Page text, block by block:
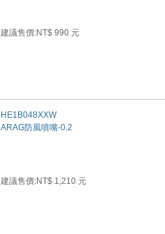
建議售價:NT$ 990 元
HE1B048XXW
ARAG防風噴嘴-0.2
建議售價:NT$ 1,210 元